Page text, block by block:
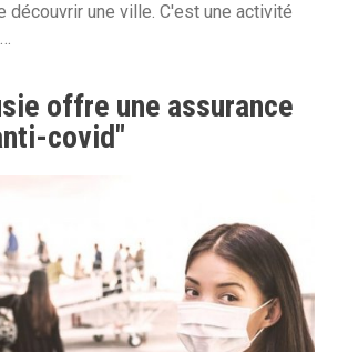
découvrir une ville. C'est une activité
offre une assurance
covid"